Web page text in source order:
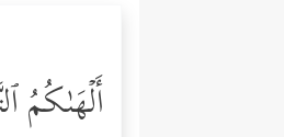
أَلۡهَىٰكُمُ